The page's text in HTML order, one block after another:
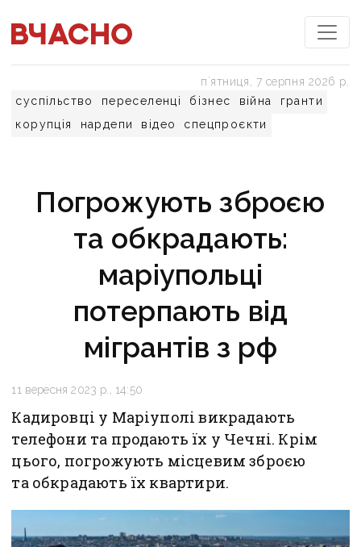
суспільство переселенці бізнес війна
гранти
корупція
нардепи відео спецпроєкти
пʼятниця, 7 серпня 2026 р.
Погрожують зброєю
та обкрадають:
маріупольці
потерпають від
мігрантів з рф
11 вересня 2023 р., 14:50
Кадировці у Маріуполі викрадають
телефони та продають їх у Чечні. Крім
цього, погрожують місцевим зброєю
та обкрадають їх квартири.